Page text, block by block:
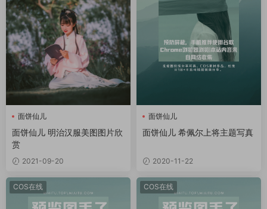
面饼仙儿
面饼仙儿 明治汉服美图图片欣
赏
2021-09-20
面饼仙儿
面饼仙儿 希佩尔上将主题写真
2020-11-22
COS在线 COS在线